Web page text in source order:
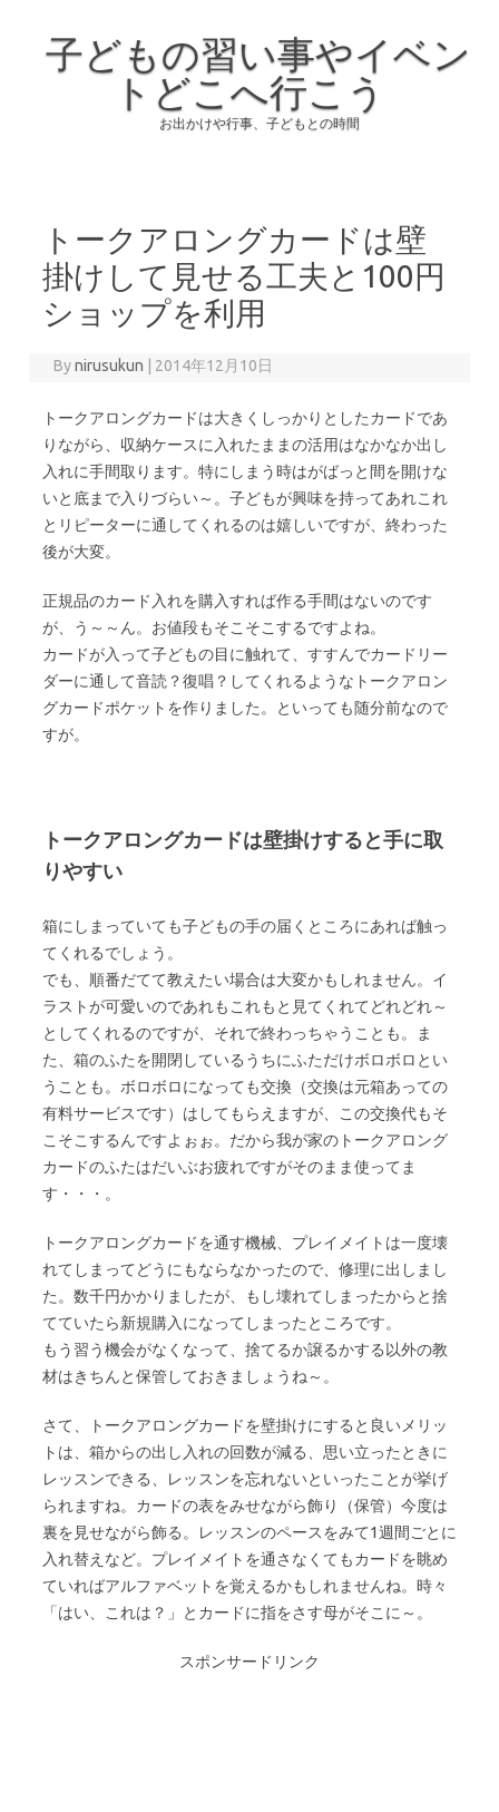
子どもの習い事やイベン
トどこへ行こう
お出かけや行事、子どもとの時間
トークアロングカードは壁
掛けして見せる工夫と100円
ショップを利用
Bynirusukun 2014年12月10日
トークアロングカードは大きくしっかりとしたカードであ
りながら、収納ケースに入れたままの活用はなかなか出し
入れに手間取ります。特にしまう時はがばっと間を開けな
いと底まで入りづらい～。子どもが興味を持ってあれこれ
とリピーターに通してくれるのは嬉しいですが、終わった
後が大変。
正規品のカード入れを購入すれば作る手間はないのです
が、う～～ん。お値段もそこそこするですよね。
カードが入って子どもの目に触れて、すすんでカードリー
ダーに通して音読？復唱？してくれるようなトークアロン
グカードポケットを作りました。といっても随分前なので
すが。
トークアロングカードは壁掛けすると手に取
りやすい
箱にしまっていても子どもの手の届くところにあれば触っ
てくれるでしょう。
でも、順番だてて教えたい場合は大変かもしれません。イ
ラストが可愛いのであれもこれもと見てくれてどれどれ～
としてくれるのですが、それで終わっちゃうことも。ま
た、箱のふたを開閉しているうちにふただけボロボロとい
うことも。ボロボロになっても交換（交換は元箱あっての
有料サービスです）はしてもらえますが、この交換代もそ
こそこするんですよぉぉ。だから我が家のトークアロング
カードのふたはだいぶお疲れですがそのまま使ってま
す・・・。
トークアロングカードを通す機械、プレイメイトは一度壊
れてしまってどうにもならなかったので、修理に出しまし
た。数千円かかりましたが、もし壊れてしまったからと捨
てていたら新規購入になってしまったところです。
もう習う機会がなくなって、捨てるか譲るかする以外の教
材はきちんと保管しておきましょうね～。
さて、トークアロングカードを壁掛けにすると良いメリッ
トは、箱からの出し入れの回数が減る、思い立ったときに
レッスンできる、レッスンを忘れないといったことが挙げ
られますね。カードの表をみせながら飾り（保管）今度は
裏を見せながら飾る。レッスンのペースをみて1週間ごとに
入れ替えなど。プレイメイトを通さなくてもカードを眺め
ていればアルファベットを覚えるかもしれませんね。時々
「はい、これは？」とカードに指をさす母がそこに～。
スポンサードリンク